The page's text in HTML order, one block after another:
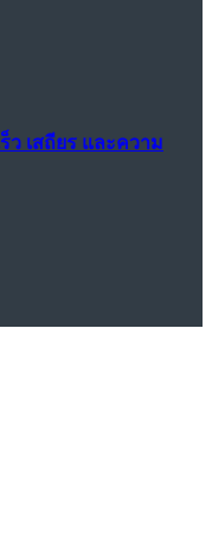
ว เสถียร และความ